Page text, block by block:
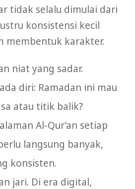
tidak selalu dimulai dari
konsistensi kecil
membentuk karakter.
niat yang sadar.
diri: Ramadan ini mau
atau titik balik?
Al-Qur’an setiap
langsung banyak,
konsisten.
jari. Di era digital,